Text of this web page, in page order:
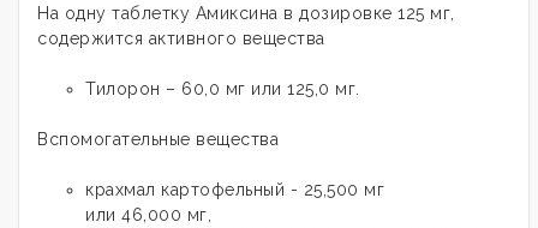
На одну таблетку Амиксина в дозировке 125 мг,
содержится активного вещества
Тилорон – 60,0 мг или 125,0 мг.
Вспомогательные вещества
крахмал картофельный - 25,500 мг
или 46,000 мг,